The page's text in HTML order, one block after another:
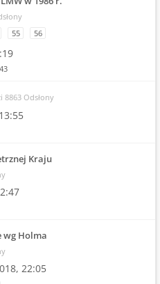
55 56
8863 Odsłony
Kraju
wg Holma
22:05